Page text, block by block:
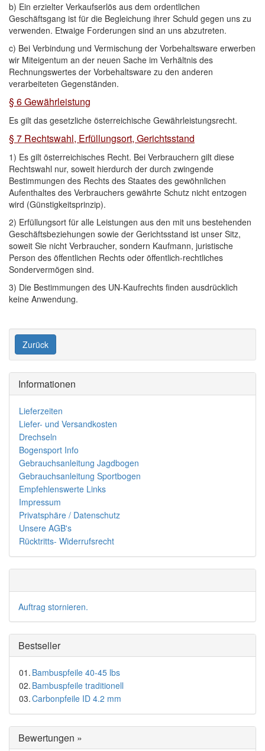
b) Ein erzielter Verkaufserlös aus dem ordentlichen
Geschäftsgang ist für die Begleichung ihrer Schuld gegen uns zu
verwenden. Etwaige Forderungen sind an uns abzutreten.
c) Bei Verbindung und Vermischung der Vorbehaltsware erwerben
wir Miteigentum an der neuen Sache im Verhältnis des
Rechnungswertes der Vorbehaltsware zu den anderen
verarbeiteten Gegenständen.
§ 6 Gewährleistung
Es gilt das gesetzliche österreichische Gewährleistungsrecht.
§ 7 Rechtswahl, Erfüllungsort, Gerichtsstand
1) Es gilt österreichisches Recht. Bei Verbrauchern gilt diese
Rechtswahl nur, soweit hierdurch der durch zwingende
Bestimmungen des Rechts des Staates des gewöhnlichen
Aufenthaltes des Verbrauchers gewährte Schutz nicht entzogen
wird (Günstigkeitsprinzip).
2) Erfüllungsort für alle Leistungen aus den mit uns bestehenden
Geschäftsbeziehungen sowie der Gerichtsstand ist unser Sitz,
soweit Sie nicht Verbraucher, sondern Kaufmann, juristische
Person des öffentlichen Rechts oder öffentlich-rechtliches
Sondervermögen sind.
3) Die Bestimmungen des UN-Kaufrechts finden ausdrücklich
keine Anwendung.
Zurück
Informationen
Lieferzeiten
Liefer- und Versandkosten
Drechseln
Bogensport Info
Gebrauchsanleitung Jagdbogen
Gebrauchsanleitung Sportbogen
Empfehlenswerte Links
Impressum
Privatsphäre / Datenschutz
Unsere AGB's
Rücktritts- Widerrufsrecht
Auftrag stornieren.
Bestseller
01. Bambuspfeile 40-45 lbs
02. Bambuspfeile traditionell
03.Carbonpfeile ID 4.2 mm
Bewertungen »